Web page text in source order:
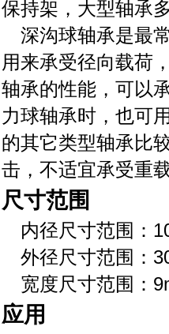
保持架，大型轴承
深沟球轴承是最
用来承受径向载荷
轴承的性能，可以
力球轴承时，也可
的其它类型轴承比
击，不适宜承受重
尺寸范围
内径尺寸范围：
外径尺寸范围：
宽度尺寸范围：
应用